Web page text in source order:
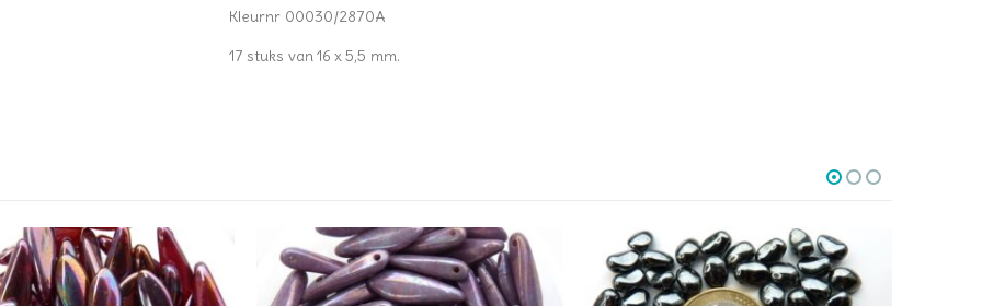
Kleurnr 00030/2870A
17 stuks van 16 x 5,5 mm.